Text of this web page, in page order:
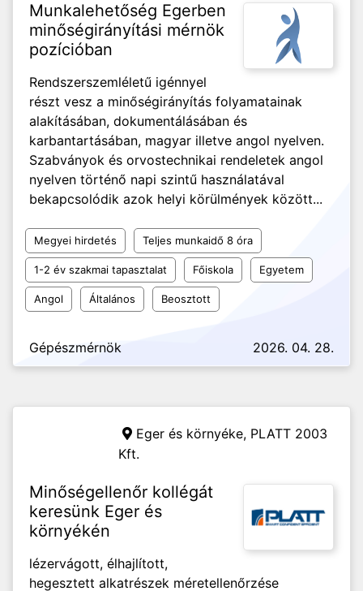
Munkalehetőség Egerben
minőségirányítási mérnök
pozícióban
Rendszerszemléletű igénnyel
részt vesz a minőségirányítás folyamatainak
alakításában, dokumentálásában és
karbantartásában, magyar illetve angol nyelven.
Szabványok és orvostechnikai rendeletek angol
nyelven történő napi szintű használatával
bekapcsolódik azok helyi körülmények között...
Megyei hirdetés Teljes munkaidő 8 óra
1-2 év szakmai tapasztalat Főiskola Egyetem
Angol Általános Beosztott
Gépészmérnök 2026. 04. 28.
Eger és környéke, PLATT 2003
Kft.
Minőségellenőr kollégát
keresünk Eger és
környékén
lézervágott, élhajlított,
hegesztett alkatrészek méretellenőrzése